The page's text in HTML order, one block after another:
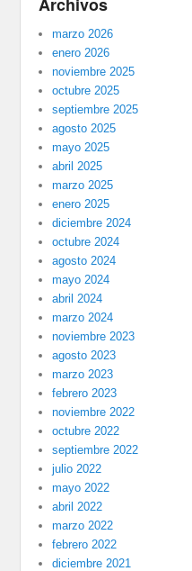
marzo 2026
enero 2026
noviembre 2025
octubre 2025
septiembre 2025
agosto 2025
mayo 2025
abril 2025
marzo 2025
enero 2025
diciembre 2024
octubre 2024
agosto 2024
mayo 2024
abril 2024
marzo 2024
noviembre 2023
agosto 2023
marzo 2023
febrero 2023
noviembre 2022
octubre 2022
septiembre 2022
julio 2022
mayo 2022
abril 2022
marzo 2022
febrero 2022
diciembre 2021